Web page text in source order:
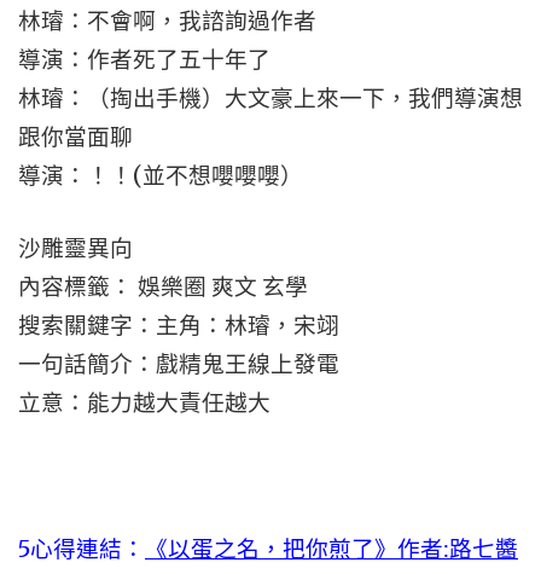
林璿：不會啊，我諮詢過作者
導演：作者死了五十年了
林璿：（掏出手機）大文豪上來一下，我們導演想
跟你當面聊
導演：！！(並不想嚶嚶嚶）
沙雕靈異向
內容標籤： 娛樂圈 爽文 玄學
搜索關鍵字：主角：林璿，宋翊
一句話簡介：戲精鬼王線上發電
立意：能力越大責任越大
5心得連結：
《以蛋之名，把你煎了》作者:路七醬